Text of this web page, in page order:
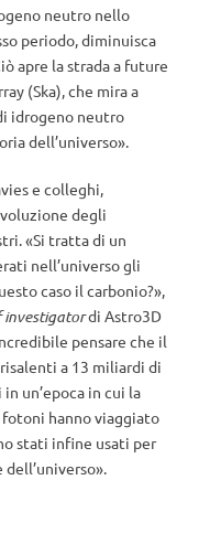
neutro nello
periodo, diminuisca
apre la strada a future
(Ska), che mira a
idrogeno neutro
dell’universo».
e colleghi,
degli
«Si tratta di un
nell’universo gli
caso il carbonio?»,
investigatordi Astro3D
pensare che il
a 13 miliardi di
un’epoca in cui la
fotoni hanno viaggiato
stati infine usati per